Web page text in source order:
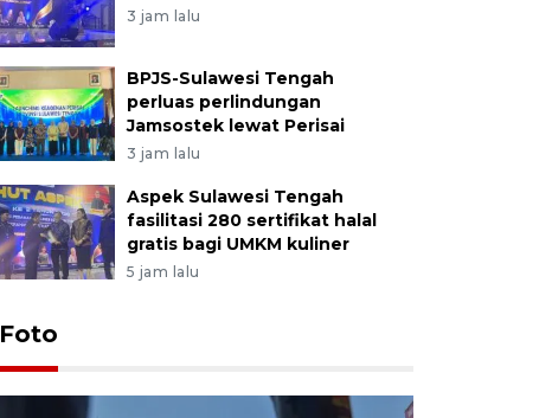
3 jam lalu
BPJS-Sulawesi Tengah
perluas perlindungan
Jamsostek lewat Perisai
3 jam lalu
Aspek Sulawesi Tengah
fasilitasi 280 sertifikat halal
gratis bagi UMKM kuliner
5 jam lalu
Foto